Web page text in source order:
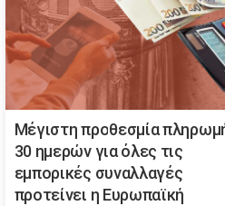
Μέγιστη προθεσμία
30 ημερών για όλες τις
εμπορικές συναλλαγές
προτείνει η Ευρωπαϊκή